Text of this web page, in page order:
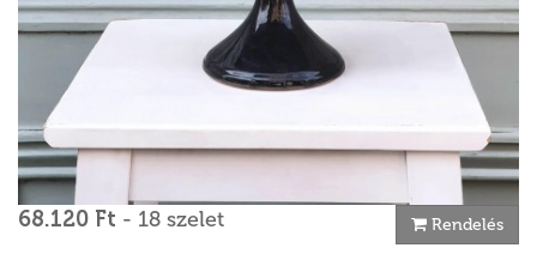
68.120 Ft - 18 szelet Rendelés